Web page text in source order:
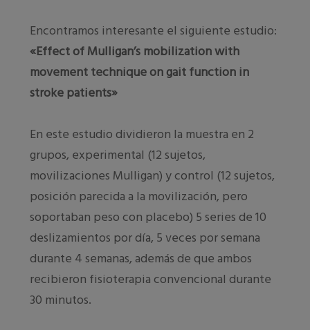
Encontramos interesante el siguiente estudio:
«Effect of Mulligan’s mobilization with
movement technique on gait function in
stroke patients»
En este estudio dividieron la muestra en 2
grupos, experimental (12 sujetos,
movilizaciones Mulligan) y control (12 sujetos,
posición parecida a la movilización, pero
soportaban peso con placebo) 5 series de 10
deslizamientos por día, 5 veces por semana
durante 4 semanas, además de que ambos
recibieron fisioterapia convencional durante
30 minutos.